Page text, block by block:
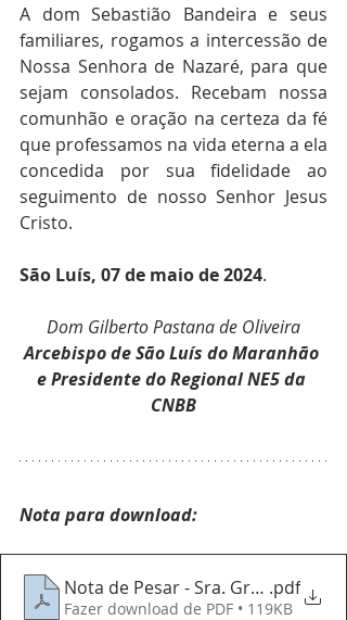
A dom Sebastião Bandeira e seus
familiares, rogamos a intercessão de
Nossa Senhora de Nazaré, para que
sejam consolados. Recebam nossa
comunhão e oração na certeza da fé
que professamos na vida eterna a ela
concedida por sua fidelidade ao
seguimento de nosso Senhor Jesus
Cristo.
São Luís, 07 de maio de 2024.
Dom Gilberto Pastana de Oliveira
Arcebispo de São Luís do Maranhão
e Presidente do Regional NE5 da
CNBB
Nota para download:
Nota de Pesar - Sra. Gregória de
.pdf
Fazer download de PDF • 119KB